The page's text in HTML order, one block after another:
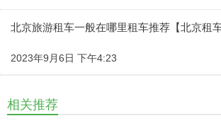
北京旅游租车一般在哪里租车推荐【北京租车
2023年9月6日 下午4:23
相关推荐